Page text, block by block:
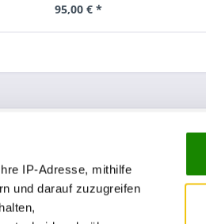
IP-Adresse, mithilfe
und darauf zuzugreifen
95,00 € *